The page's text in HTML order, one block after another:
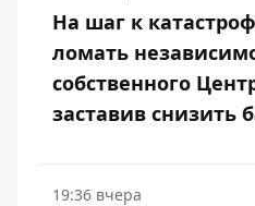
На шаг к
ломать
собственного
заставив снизить
19:36 вчера